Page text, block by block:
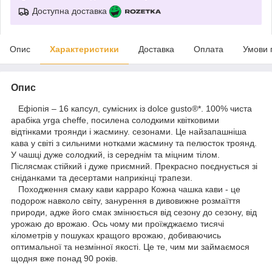
Доступна доставка
Опис Характеристики Доставка Оплата Умови
Опис
Ефіопія – 16 капсул, сумісних із dolce gusto®*. 100% чиста
арабіка yrga cheffe, посилена солодкими квітковими
відтінками троянди і жасмину. сезонами. Це найзапашніша
кава у світі з сильними нотками жасмину та пелюсток троянд.
У чашці дуже солодкий, із середнім та міцним тілом.
Післясмак стійкий і дуже приємний. Прекрасно поєднується зі
сніданками та десертами наприкінці трапези.
Походження смаку кави карраро Кожна чашка кави - це
подорож навколо світу, занурення в дивовижне розмаїття
природи, адже його смак змінюється від сезону до сезону, від
урожаю до врожаю. Ось чому ми проїжджаємо тисячі
кілометрів у пошуках кращого врожаю, добиваючись
оптимальної та незмінної якості. Це те, чим ми займаємося
щодня вже понад 90 років.